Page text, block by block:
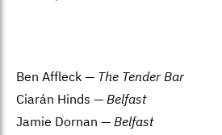
Ben Affleck — The Tender Bar
Ciarán Hinds — Belfast
Jamie Dornan — Belfast